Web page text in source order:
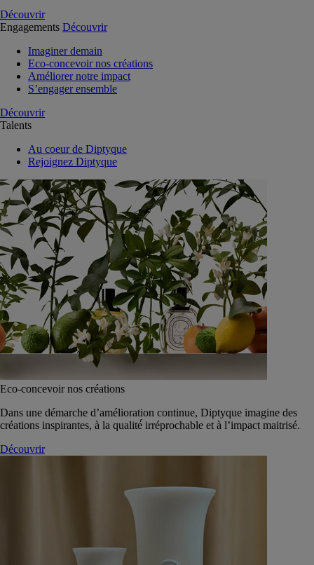
Découvrir
Engagements Découvrir
Imaginer demain
Eco-concevoir nos créations
Améliorer notre impact
S’engager ensemble
Découvrir
Talents
Au coeur de Diptyque
Rejoignez Diptyque
Eco-concevoir nos créations
Dans une démarche d’amélioration continue, Diptyque imagine des
créations inspirantes, à la qualité́ irréprochable et à l’impact maitrisé.
Découvrir